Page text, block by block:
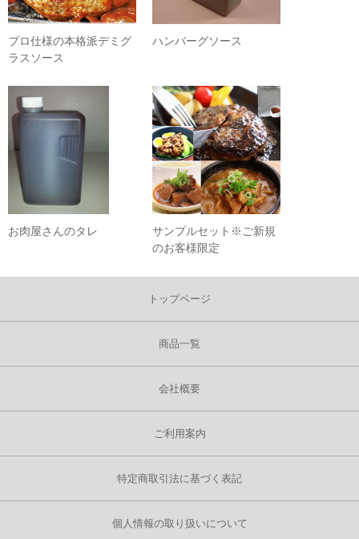
プロ仕様の本格派デミグ
ラスソース
ハンバーグソース
お肉屋さんのタレ
サンプルセット※ご新規
のお客様限定
トップページ
商品一覧
会社概要
ご利用案内
特定商取引法に基づく表記
個人情報の取り扱いについて